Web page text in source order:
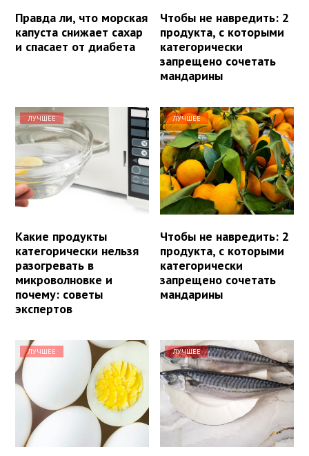
Правда ли, что морская
капуста снижает сахар
и спасает от диабета
Чтобы не навредить: 2
продукта, с которыми
категорически
запрещено сочетать
мандарины
ЛУЧШЕЕ
Какие продукты
категорически нельзя
разогревать в
микроволновке и
почему: советы
экспертов
ЛУЧШЕЕ
Чтобы не навредить: 2
продукта, с которыми
категорически
запрещено сочетать
мандарины
ЛУЧШЕЕ ЛУЧШЕЕ